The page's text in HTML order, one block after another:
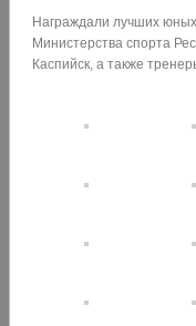
Награждали лучших
Министерства спорта
Каспийск, а также